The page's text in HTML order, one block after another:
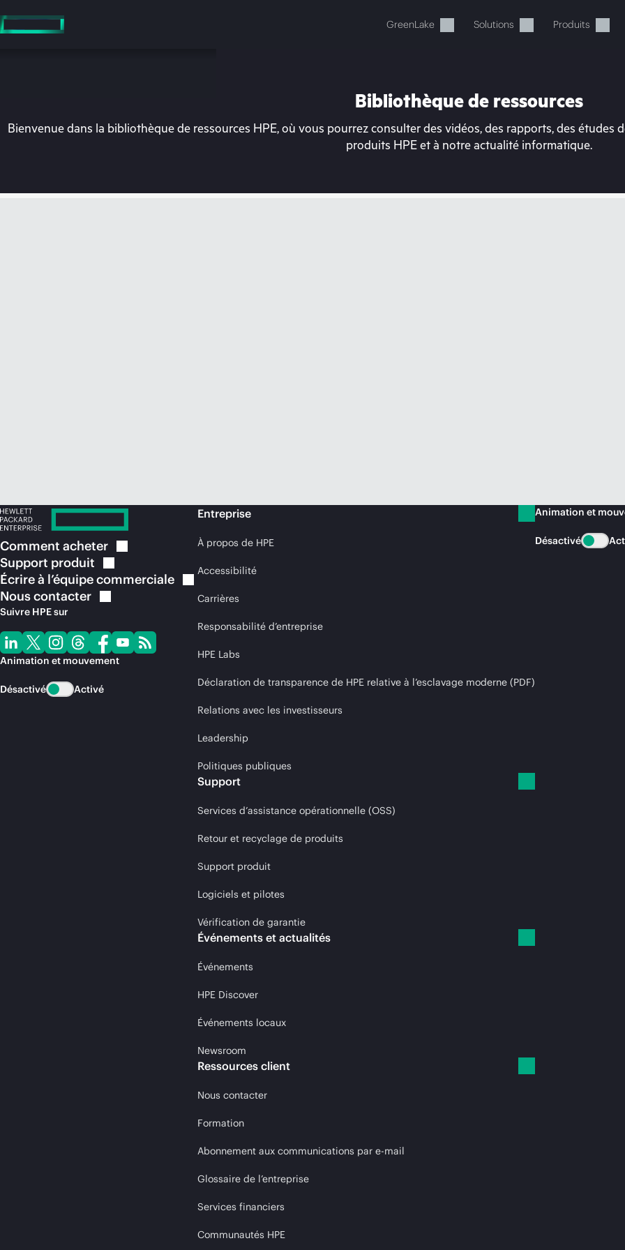
au
contenu
GreenLake Solutions Produits
Votre panier est actuellement
Bibliothèque de ressources
Bienvenue dans la bibliothèque de ressources HPE, où vous pourrez consulter des vidéos, des rapports, des études
produits HPE et à notre actualité informatique.
Comment acheter
Support produit
Écrire à l’équipecommerciale
Nouscontacter
Suivre HPE sur
Animation et mouvement
Désactivé Activé
Entreprise
À propos de HPE
Accessibilité
Carrières
Responsabilité d’entreprise
HPE Labs
Déclaration de transparence de HPE relative à l’esclavage moderne (PDF)
Relations avec les investisseurs
Leadership
Politiques publiques
Support
Services d’assistance opérationnelle (OSS)
Retour et recyclage de produits
Support produit
Logiciels et pilotes
Vérification de garantie
Événements et actualités
Événements
HPE Discover
Événements locaux
Newsroom
Ressources client
Nous contacter
Formation
Abonnement aux communications par e-mail
Glossaire de l’entreprise
Services financiers
Communautés HPE
Animation et
Désactivé